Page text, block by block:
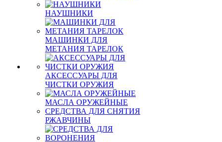
НАУШНИКИ
МАШИНКИ ДЛЯ
МЕТАНИЯ ТАРЕЛОК
АКСЕССУАРЫ ДЛЯ
ЧИСТКИ ОРУЖИЯ
МАСЛА ОРУЖЕЙНЫЕ
СРЕДСТВА ДЛЯ СНЯТИЯ
РЖАВЧИНЫ